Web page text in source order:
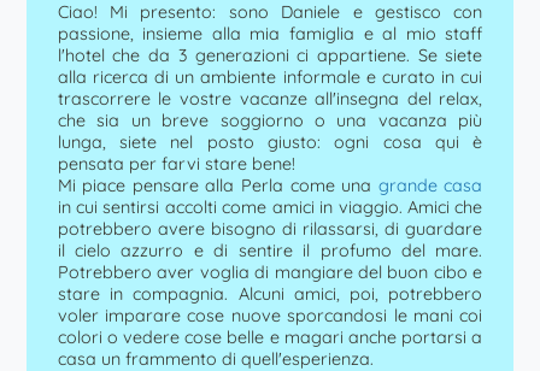
Ciao! Mi presento: sono Daniele e gestisco con
passione, insieme alla mia famiglia e al mio staff
l'hotel che da 3 generazioni ci appartiene. Se siete
alla ricerca di un ambiente informale e curato in cui
trascorrere le vostre vacanze all'insegna del relax,
che sia un breve soggiorno o una vacanza più
lunga, siete nel posto giusto: ogni cosa qui è
pensata per farvi stare bene!
Mi piace pensare alla Perla come una grande casa
in cui sentirsi accolti come amici in viaggio. Amici che
potrebbero avere bisogno di rilassarsi, di guardare
il cielo azzurro e di sentire il profumo del mare.
Potrebbero aver voglia di mangiare del buon cibo e
stare in compagnia. Alcuni amici, poi, potrebbero
voler imparare cose nuove sporcandosi le mani coi
colori o vedere cose belle e magari anche portarsi a
casa un frammento di quell'esperienza.